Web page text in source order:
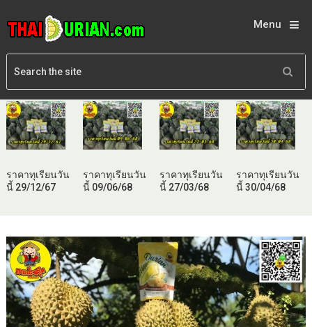
Menu
ราคาทุเรียนวัน
นี้ 29/12/67
ราคาทุเรียนวัน
นี้ 09/06/68
ราคาทุเรียนวัน
นี้ 27/03/68
ราคาทุเรียนวัน
นี้ 30/04/68